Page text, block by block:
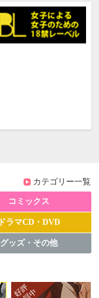
カテゴリー一覧
コミックス
ドラマCD・DVD
グッズ・その他